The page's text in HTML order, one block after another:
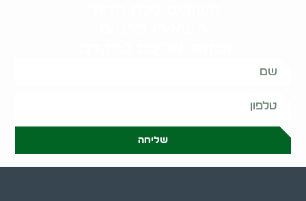
שליחה